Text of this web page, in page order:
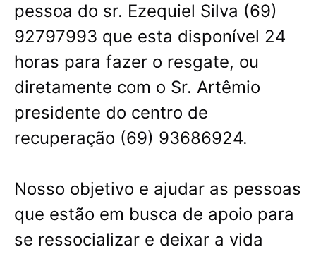
pessoa do sr. Ezequiel Silva (69)
92797993 que esta disponível 24
horas para fazer o resgate, ou
diretamente com o Sr. Artêmio
presidente do centro de
recuperação (69) 93686924.
Nosso objetivo e ajudar as pessoas
que estão em busca de apoio para
se ressocializar e deixar a vida